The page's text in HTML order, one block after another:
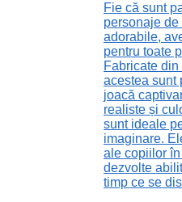
Fie că sunt
personaje
adorabile,
pentru toate
Fabricate
acestea sunt
joacă
realiste și
sunt ideale
imaginare.
ale copiilor
dezvolte
timp ce se